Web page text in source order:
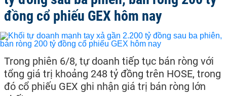
đồng cổ phiếu GEX hôm nay
Trong phiên 6/8, tự doanh tiếp tục bán ròng với
tổng giá trị khoảng 248 tỷ đồng trên HOSE, trong
đó cổ phiếu GEX ghi nhận giá trị bán ròng lớn